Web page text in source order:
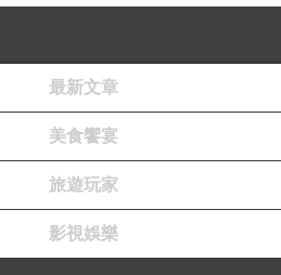
最新文章
美食饗宴
旅遊玩家
影視娛樂